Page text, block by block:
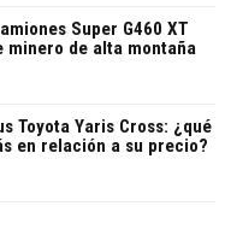
Super G460 XT
minero de alta montaña
Toyota Yaris Cross: ¿qué
en relación a su precio?